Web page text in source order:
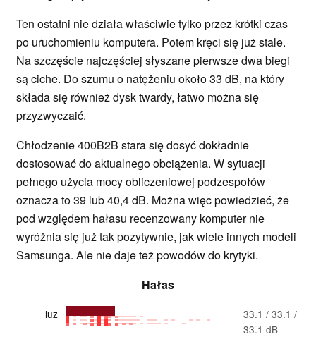
Ten ostatni nie działa właściwie tylko przez krótki czas
po uruchomieniu komputera. Potem kręci się już stale.
Na szczęście najczęściej słyszane pierwsze dwa biegi
są ciche. Do szumu o natężeniu około 33 dB, na który
składa się również dysk twardy, łatwo można się
przyzwyczaić.
Chłodzenie 400B2B stara się dosyć dokładnie
dostosować do aktualnego obciążenia. W sytuacji
pełnego użycia mocy obliczeniowej podzespołów
oznacza to 39 lub 40,4 dB. Można więc powiedzieć, że
pod względem hałasu recenzowany komputer nie
wyróżnia się już tak pozytywnie, jak wiele innych modeli
Samsunga. Ale nie daje też powodów do krytyki.
Hałas
luz
33.1 / 33.1 /
33.1 dB